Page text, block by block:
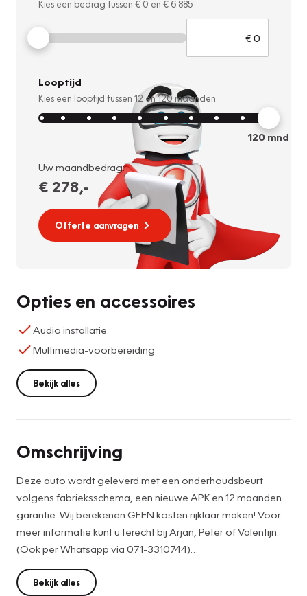
Kies een bedrag tussen € 0 en € 6.885
Looptijd
Kies een looptijd tussen 12 en120 maanden
120mnd
Uw maandbedrag:
€ 278,-
Offerte aanvragen
Opties en accessoires
Audio installatie
Multimedia-voorbereiding
Bekijk alles
Omschrijving
Deze auto wordt geleverd met een onderhoudsbeurt
volgens fabrieksschema, een nieuwe APK en 12 maanden
garantie. Wij berekenen GEEN kosten rijklaar maken! Voor
meer informatie kunt u terecht bij Arjan, Peter of Valentijn.
(Ook per Whatsapp via 071-3310744)
Wij trachten de advertentie met zoveel mogelijk zorg
samen te stellen. Aan deze advertentie kunnen geen
Bekijk alles